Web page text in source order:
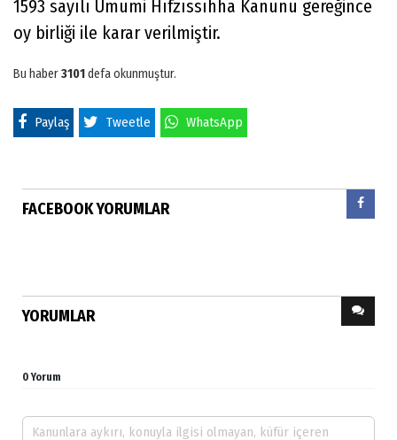
1593 sayılı Umumi Hıfzıssıhha Kanunu gereğince
oy birliği ile karar verilmiştir.
Bu haber3101defa okunmuştur.
Paylaş Tweetle WhatsApp
FACEBOOK YORUMLAR
YORUMLAR
0 Yorum